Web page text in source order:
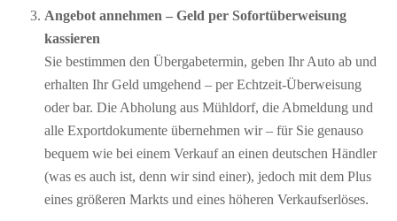
Angebot annehmen – Geld per Sofort­überweisung
kassieren
Sie bestimmen den Übergabetermin, geben Ihr Auto ab und
erhalten Ihr Geld umgehend – per Echtzeit-Überweisung
oder bar. Die Abholung aus Mühldorf, die Abmeldung und
alle Exportdokumente übernehmen wir – für Sie genauso
bequem wie bei einem Verkauf an einen deutschen Händler
(was es auch ist, denn wir sind einer), jedoch mit dem Plus
eines größeren Markts und eines höheren Verkaufserlöses.